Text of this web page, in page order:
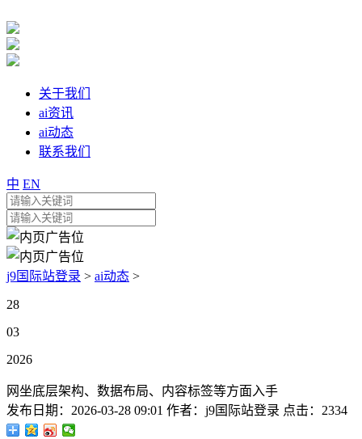
关于我们
ai资讯
ai动态
联系我们
中 EN
j9国际站登录 > ai动态 >
28
03
2026
网坐底层架构、数据布局、内容标签等方面入手
发布日期： 2026-03-28 09:01 作者： j9国际站登录 点击： 2334